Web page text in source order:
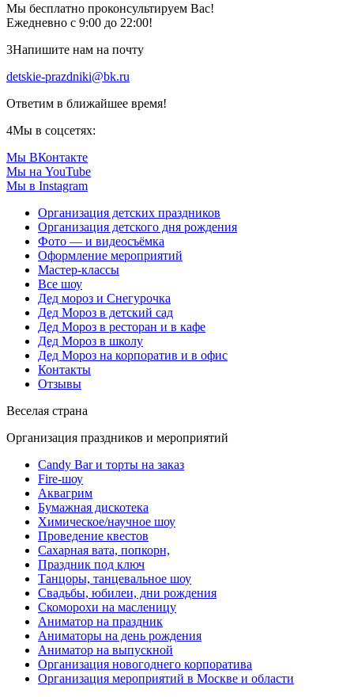
Мы бесплатно проконсультируем Вас!
Ежедневно с 9:00 до 22:00!
3Напишите нам на почту
detskie-prazdniki@bk.ru
Ответим в ближайшее время!
4Мы в соцсетях:
Мы ВКонтакте
Мы на YouTube
Мы в Instagram
Организация детских праздников
Организация детского дня рождения
Фото — и видеосъёмка
Оформление мероприятий
Мастер-классы
Все шоу
Дед мороз и Снегурочка
Дед Мороз в детский сад
Дед Мороз в ресторан и в кафе
Дед Мороз в школу
Дед Мороз на корпоратив и в офис
Контакты
Отзывы
Веселая страна
Организация праздников и мероприятий
Candy Bar и торты на заказ
Fire-шоу
Аквагрим
Бумажная дискотека
Химическое/научное шоу
Проведение квестов
Сахарная вата, попкорн,
Праздник под ключ
Танцоры, танцевальное шоу
Свадьбы, юбилеи, дни рождения
Скоморохи на масленицу
Аниматор на праздник
Аниматоры на день рождения
Аниматор на выпускной
Организация новогоднего корпоратива
Организация мероприятий в Москве и области